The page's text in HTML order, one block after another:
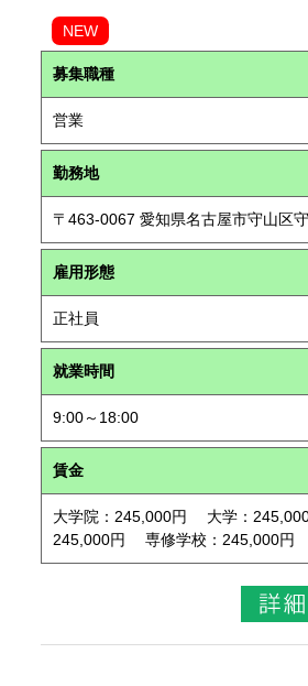
NEW
募集職種
営業
勤務地
〒463-0067 愛知県名古屋市守山区
雇用形態
正社員
就業時間
9:00～18:00
賃金
大学院：245,000円 大学：
245,000円 専修学校：245,000円